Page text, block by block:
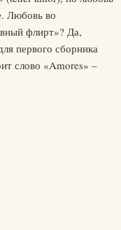
Любовь во
флирт»? Да,
первого сборника
слово «Amores» –